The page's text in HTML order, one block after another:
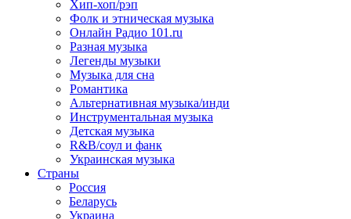
Хип-хоп/рэп
Фолк и этническая музыка
Онлайн Радио 101.ru
Разная музыка
Легенды музыки
Музыка для сна
Романтика
Альтернативная музыка/инди
Инструментальная музыка
Детская музыка
R&B/cоул и фанк
Украинская музыка
Страны
Россия
Беларусь
Украина